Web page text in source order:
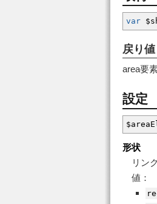
var
戻り値
area要
設定
形状
リン
値：